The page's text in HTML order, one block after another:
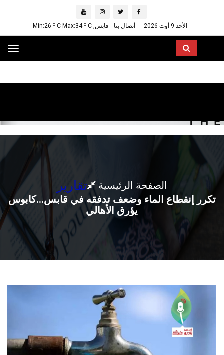
الأحد 9 أوت 2026 أتصال بنا قابس, Min:26 o C Max:34 o C
الصفحة الرئيسية تقارير
تكرر إنقطاع الماء وضعف تدفقه في قابس...كابوس
يؤرق الأهالي